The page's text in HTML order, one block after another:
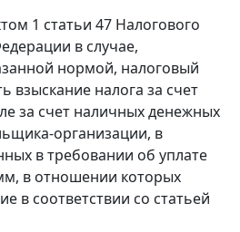
1 статьи 47 Налогового
в случае,
нормой, налоговый
взыскание налога за счет
за счет наличных денежных
организации, в
в требовании об уплате
в отношении которых
в соответствии со статьей